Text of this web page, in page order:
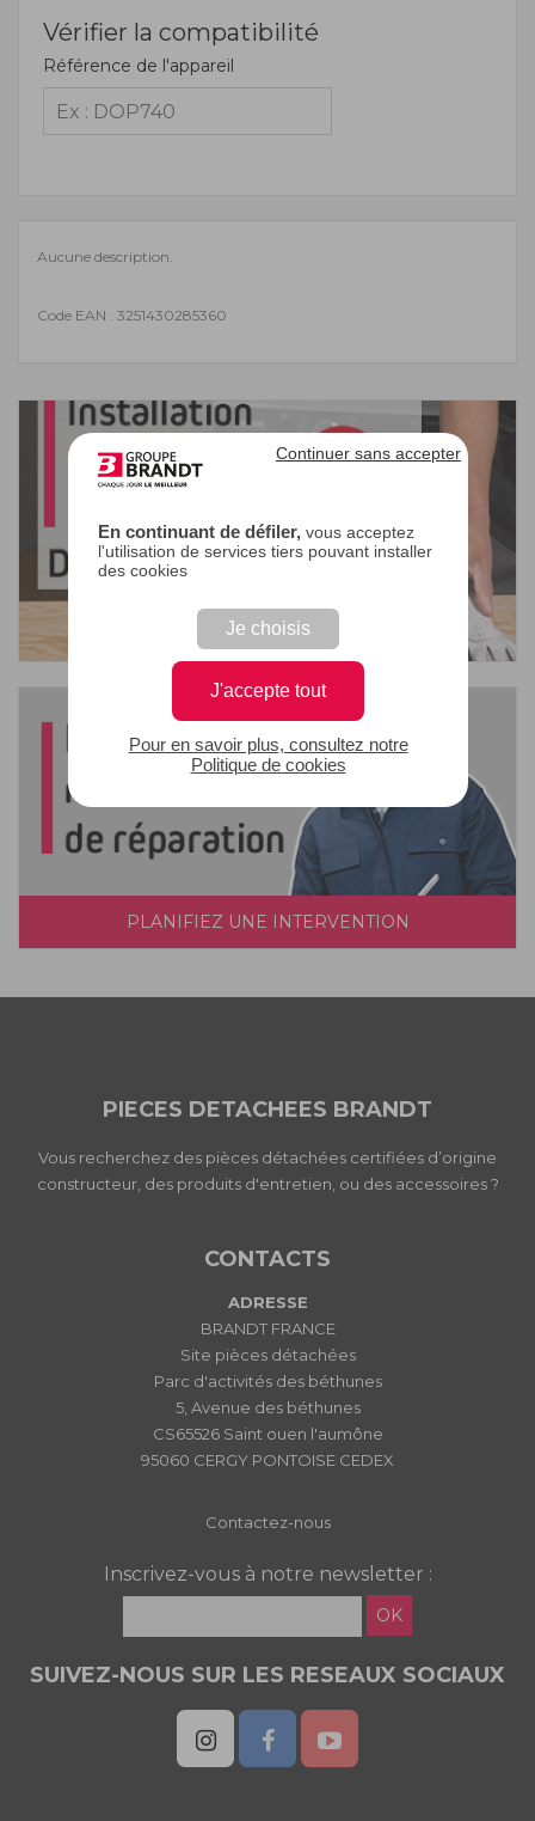
En continuant de défiler, vous acceptez
l'utilisation de services tiers pouvant installer
des cookies
Je choisis
J'accepte tout
Continuer sans accepter
Pour en savoir plus, consultez notre
Politique de cookies
Vérifier la compatibilité
Référence de l'appareil
Aucune description.
Code EAN : 3251430285360
PLANIFIEZ UNE INTERVENTION
PIECES DETACHEES BRANDT
Vous recherchez des pièces détachées certifiées d’origine
constructeur, des produits d'entretien, ou des accessoires ?
CONTACTS
ADRESSE
BRANDT FRANCE
Site pièces détachées
Parc d'activités des béthunes
5, Avenue des béthunes
CS65526 Saint ouen l'aumône
95060 CERGY PONTOISE CEDEX
Contactez-nous
Inscrivez-vous à notre newsletter :
OK
SUIVEZ-NOUS SUR LES RESEAUX SOCIAUX